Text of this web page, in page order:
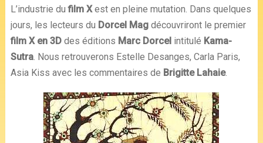
L’industrie dufilm Xest en pleine mutation. Dans quelques
jours, les lecteurs du Dorcel Magdécouvriront le premier
film X en 3Ddes éditions Marc Dorcelintitulé Kama-
Sutra. Nous retrouverons Estelle Desanges, Carla Paris,
Asia Kiss avec les commentaires de Brigitte Lahaie.